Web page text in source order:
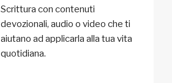
Scrittura con contenuti
devozionali, audio o video che ti
aiutano ad applicarla alla tua vita
quotidiana.